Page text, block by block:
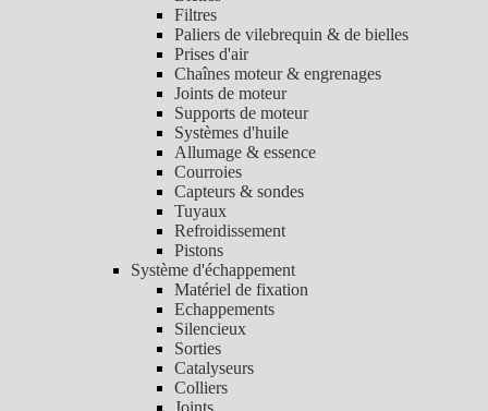
Filtres
Paliers de vilebrequin & de bielles
Prises d'air
Chaînes moteur & engrenages
Joints de moteur
Supports de moteur
Systèmes d'huile
Allumage & essence
Courroies
Capteurs & sondes
Tuyaux
Refroidissement
Pistons
Système d'échappement
Matériel de fixation
Echappements
Silencieux
Sorties
Catalyseurs
Colliers
Joints